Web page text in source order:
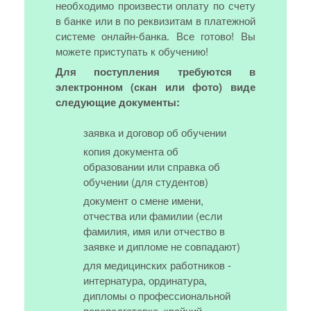
необходимо произвести оплату по счету
в банке или в по реквизитам в платежной
системе онлайн-банка. Все готово! Вы
можете приступать к обучению!
Для поступления требуются в
электронном (скан или фото) виде
следующие документы:
заявка и договор об обучении
копия документа об
образовании или справка об
обучении (для студентов)
документ о смене имени,
отчества или фамилии (если
фамилия, имя или отчество в
заявке и дипломе не совпадают)
для медицинских работников -
интернатура, ординатура,
дипломы о профессиональной